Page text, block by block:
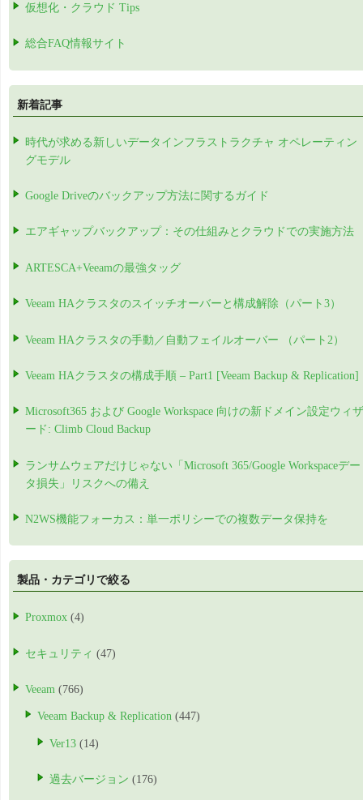
仮想化・クラウド Tips
総合FAQ情報サイト
新着記事
時代が求める新しいデータインフラストラクチャ オペレーティン
グモデル
Google Driveのバックアップ方法に関するガイド
エアギャップバックアップ：その仕組みとクラウドでの実施方法
ARTESCA+Veeamの最強タッグ
Veeam HAクラスタのスイッチオーバーと構成解除（パート3）
Veeam HAクラスタの手動／自動フェイルオーバー （パート2）
Veeam HAクラスタの構成手順 – Part1 [Veeam Backup & Replication]
Microsoft365 および Google Workspace 向けの新ドメイン設定ウィザ
ード: Climb Cloud Backup
ランサムウェアだけじゃない「Microsoft 365/Google Workspaceデー
タ損失」リスクへの備え
N2WS機能フォーカス：単一ポリシーでの複数データ保持を
製品・カテゴリで絞る
Proxmox (4)
セキュリティ (47)
Veeam (766)
Veeam Backup & Replication (447)
Ver13 (14)
過去バージョン (176)